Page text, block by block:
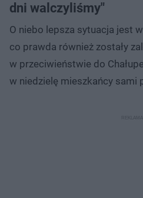
dni walczyliśmy"
O niebo lepsza sytuacja jest
co prawda również zostały
w przeciwieństwie do
w niedzielę mieszkańcy sami